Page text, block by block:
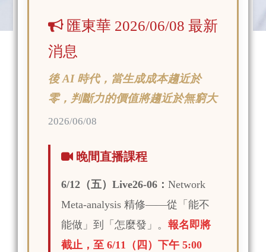
匯東華 2026/06/08 最新
消息
後 AI 時代，當生成成本趨近於
零，判斷力的價值將趨近於無窮大
2026/06/08
晚間直播課程
6/12（五）Live26-06： Network
Meta-analysis 精修——從「能不
能做」到「怎麼發」。 報名即將
截止，至 6/11（四）下午 5:00